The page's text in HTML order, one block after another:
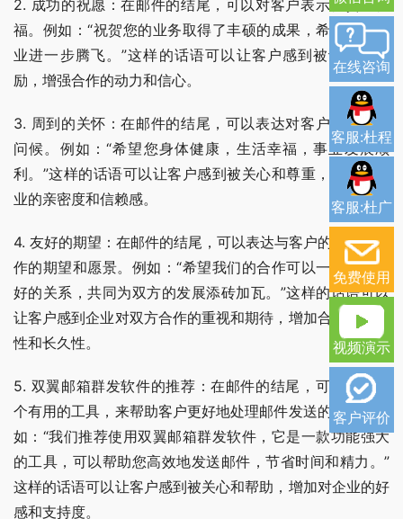
2. 成功的祝愿：在邮件的结尾，可以对客户表示祝贺和祝
福。例如：“祝贺您的业务取得了丰硕的成果，希望您的事
业进一步腾飞。”这样的话语可以让客户感到被认同和鼓
励，增强合作的动力和信心。
3. 周到的关怀：在邮件的结尾，可以表达对客户的关怀和
问候。例如：“希望您身体健康，生活幸福，事业发展顺
利。”这样的话语可以让客户感到被关心和尊重，增加与企
业的亲密度和信赖感。
4. 友好的期望：在邮件的结尾，可以表达与客户的进一步合
作的期望和愿景。例如：“希望我们的合作可以一直保持良
好的关系，共同为双方的发展添砖加瓦。”这样的话语可以
让客户感到企业对双方合作的重视和期待，增加合作的稳定
性和长久性。
5. 双翼邮箱群发软件的推荐：在邮件的结尾，可以推荐一
个有用的工具，来帮助客户更好地处理邮件发送的问题。例
如：“我们推荐使用双翼邮箱群发软件，它是一款功能强大
的工具，可以帮助您高效地发送邮件，节省时间和精力。”
这样的话语可以让客户感到被关心和帮助，增加对企业的好
感和支持度。
在线咨询
客服:杜程
客服:杜广
免费使用
视频演示
客户评价